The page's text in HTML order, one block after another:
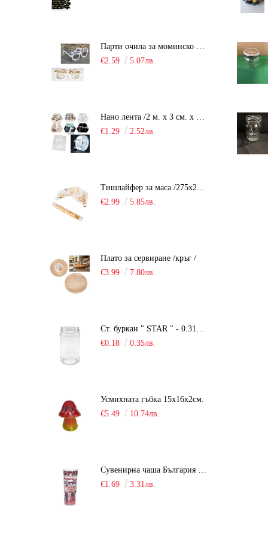
Парти очила за моминско парти "Team Bride" /10 броя/
€2.59
5.07лв.
Нано лента /2 м. х 3 см. х 2 мм./
€1.29
2.52лв.
Тишлайфер за маса /275х28см. - органза/
€2.99
5.85лв.
Плато за сервиране /кръг /
€3.99
7.80лв.
Ст. буркан " STAR " - 0.314 мл.
€0.18
0.35лв.
Усмихната гъбка 15х16х2см.
€5.49
10.74лв.
Сувенирна чаша България / шот /
€1.69
3.31лв.